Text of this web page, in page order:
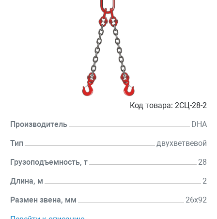
Код товара: 2СЦ-28-2
Производитель DHA
Тип двухветвевой
Грузоподъемность, т 28
Длина, м 2
Размен звена, мм 26х92